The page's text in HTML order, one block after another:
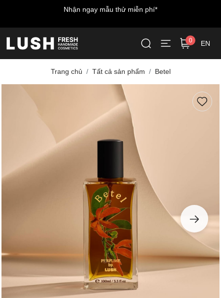
Nhận ngay mẫu thử miễn phí*
0 EN
Trang chủ Tất cả sản phẩm Betel